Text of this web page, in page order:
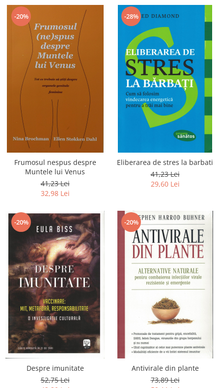
-20%
Frumosul nespus despre
Muntele lui Venus
41,23 Lei
32,98 Lei
-28%
Eliberarea de stres la barbati
41,23 Lei
29,60 Lei
-20%
Despre imunitate
52,75 Lei
-20%
Antivirale din plante
73,89 Lei